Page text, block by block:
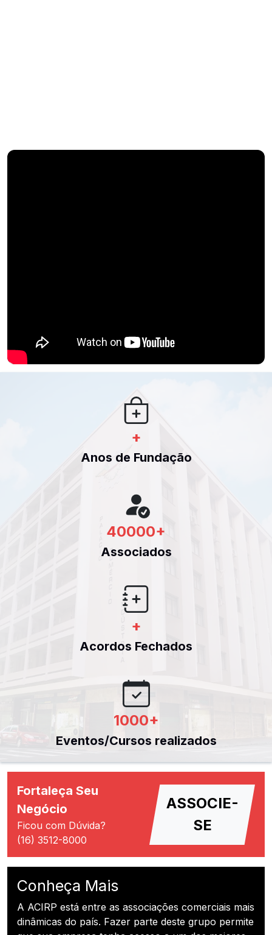
+
Anos de Fundação
40000+
Associados
+
Acordos Fechados
1000+
Eventos/Cursos realizados
Fortaleça Seu
Negócio
Ficou com Dúvida?
(16) 3512-8000
ASSOCIE-
SE
Conheça Mais
A ACIRP está entre as associações comerciais mais
dinâmicas do país. Fazer parte deste grupo permite